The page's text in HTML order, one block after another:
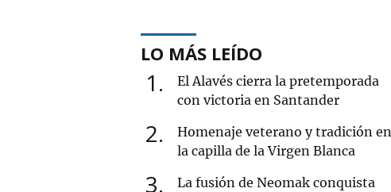
LO MÁS LEÍDO
1
El Alavés cierra la pretemporada
con victoria en Santander
2
Homenaje veterano y tradición en
la capilla de la Virgen Blanca
3 La fusión de Neomak conquista